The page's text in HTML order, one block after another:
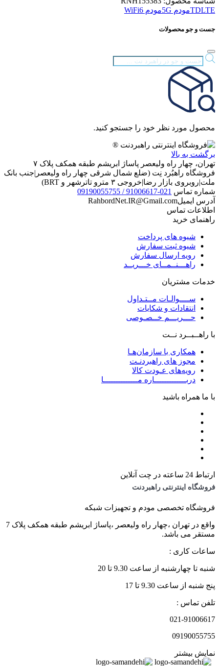
TDLTEمودم 5G مودم WiFi6
جست و جو محصولات
Products
search
محصول مورد نظر خود را جستجو کنید.
برگشت به بالا
تهران، چهار راه ولیعصر پاساژ ابریشم طبقه همکف پلاک ۷
فروشگاه راهبُرد نِت (ضلع شمال شرقی چهار راه ولیعصر|جنب بانک
ملت|روبروی بازار رضا|خروجی ۳ مترو تاترشهر و BRT)‎‎
شماره تماس 021-91006617 / 09190055755
آدرس ایمیلRahbordNet.IR@Gmail.com
اطلاعات تماس
راهنمای خرید
شیوه های پرداخت
شیوه ثبت سفارش
رویه ارسال سفارش
راهـــنــمــای خـــریــد
خدمات مشتریان
ســــوالـات مــتـداول
انتقادات و شکایات
حـــریـــم خــصـوصی
با راهــبــرد نــت
همکاری با سازمان‌هـا
مجوز های راهبردنـت
رویه‌های عـودت کالا
دربـــــــــــــاره مــــــــــــــا
با ما همراه باشید
ارتباط 24 ساعته در چت آنلاین
فروشگاه اینترنتی راهبردنت
فروشگاه تخصصی مودم و تجهیزات شبکه
واقع در تهران ،چهار راه ولیعصر ،پاساژ ابریشم طبقه همکف پلاک 7
مستقر می باشد.
ساعات کاری :
شنبه تا چهارشنبه از ساعت 9.30 تا 20
پنج شنبه از ساعت 9.30 تا 17
تلفن تماس :
021-91006617
09190055755
نمایش بیشتر